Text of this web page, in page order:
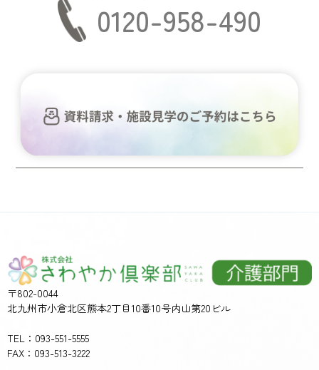
0120-958-490
〒802-0044
北九州市小倉北区熊本2丁目10番10号内山第20ビル
TEL：093-551-5555
FAX：093-513-3222